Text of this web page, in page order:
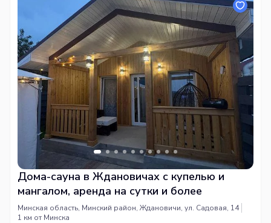
Дома-сауна в Ждановичах с купелью и
мангалом, аренда на сутки и более
Минская область, Минский район, Ждановичи, ул. Садовая, 14
1 км от Минска